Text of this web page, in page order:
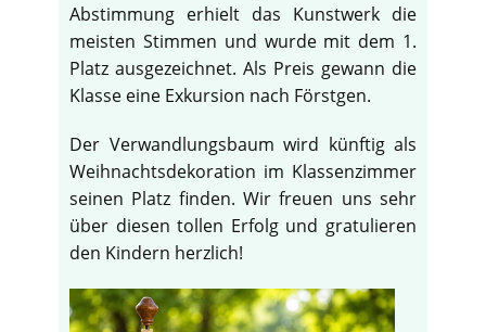
Abstimmung erhielt das Kunstwerk die
meisten Stimmen und wurde mit dem 1.
Platz ausgezeichnet. Als Preis gewann die
Klasse eine Exkursion nach Förstgen.
Der Verwandlungsbaum wird künftig als
Weihnachtsdekoration im Klassenzimmer
seinen Platz finden. Wir freuen uns sehr
über diesen tollen Erfolg und gratulieren
den Kindern herzlich!